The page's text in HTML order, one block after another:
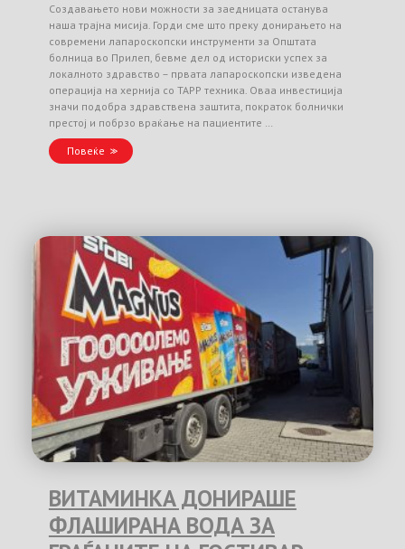
Создавањето нови можности за заедницата останува
наша трајна мисија. Горди сме што преку донирањето на
современи лапароскопски инструменти за Општата
болница во Прилеп, бевме дел од историски успех за
локалното здравство – првата лапароскопски изведена
операција на хернија со TAPP техника. Оваа инвестиција
значи подобра здравствена заштита, пократок болнички
престој и побрзо враќање на пациентите …
Повеќе
ВИТАМИНКА ДОНИРАШЕ
ФЛАШИРАНА ВОДА ЗА